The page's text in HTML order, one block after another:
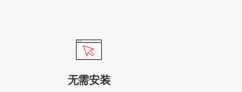
无需安装